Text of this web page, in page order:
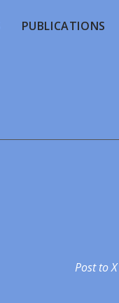
PUBLICATIONS
Post to X